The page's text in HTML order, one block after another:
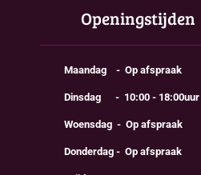
Openingstijden
Maandag - Op afspraak
Dinsdag - 10:00 - 18:00uur
Woensdag - Op afspraak
Donderdag - Op afspraak